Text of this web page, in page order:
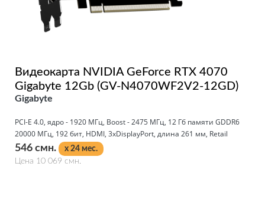
Видеокарта NVIDIA GeForce RTX 4070
Gigabyte 12Gb (GV-N4070WF2V2-12GD)
Gigabyte
PCI-E 4.0, ядро - 1920 МГц, Boost - 2475 МГц, 12 Гб памяти GDDR6
20000 МГц, 192 бит, HDMI, 3xDisplayPort, длина 261 мм, Retail
546 смн.
x 24 мес.
Цена 10 069 смн.